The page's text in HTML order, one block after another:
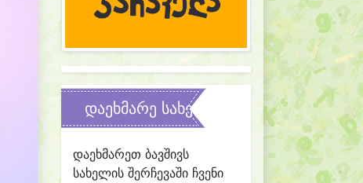
დაეხმარე სახელის შერჩევაში
დაეხმარეთ ბავშივს
სახელის შერჩევაში ჩვენი